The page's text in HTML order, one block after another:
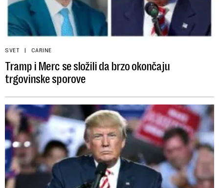
SVET CARINE
Tramp i Merc se složili da brzo okončaju
trgovinske sporove